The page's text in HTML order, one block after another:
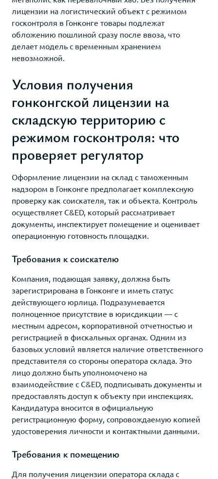
лицензии на логистический объект с режимом
госконтроля в Гонконге товары подлежат
обложению пошлиной сразу после ввоза, что
делает модель с временным хранением
невозможной.
Условия получения
гонконгской лицензии на
складскую территорию с
режимом госконтроля: что
проверяет регулятор
Оформление лицензии на склад с таможенным
надзором в Гонконге предполагает комплексную
проверку как соискателя, так и объекта. Контроль
осуществляет C&ED, который рассматривает
документы, инспектирует помещение и оценивает
операционную готовность площадки.
Требования к соискателю
Компания, подающая заявку, должна быть
зарегистрирована в Гонконге и иметь статус
действующего юрлица. Подразумевается
полноценное присутствие в юрисдикции — с
местным адресом, корпоративной отчетностью и
регистрацией в фискальных органах. Одним из
базовых условий является наличие ответственного
представителя со стороны оператора склада. Это
лицо должно быть уполномочено на
взаимодействие с C&ED, подписывать документы и
предоставлять доступ к объекту при инспекциях.
Кандидатура вносится в официальную
регистрационную форму, сопровождаемую копией
удостоверения личности и контактными данными.
Требования к помещению
Для получения лицензии оператора склада с